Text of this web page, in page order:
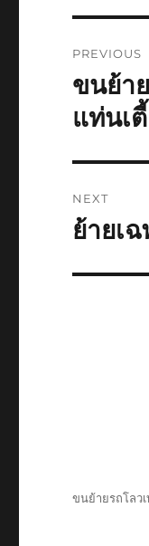
PREVIOUS
Previous
post:
ขนย้า
แท่นเ
NEXT
Next
ย้ายเ
ขนย้ายรถโลว